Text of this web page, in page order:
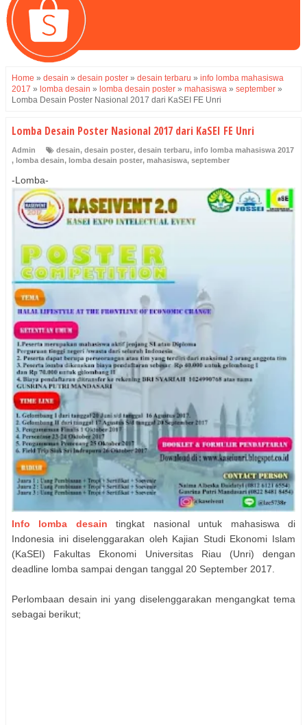
Home » desain » desain poster » desain terbaru » info lomba mahasiswa
2017 » lomba desain » lomba desain poster » mahasiswa » september »
Lomba Desain Poster Nasional 2017 dari KaSEI FE Unri
Lomba Desain Poster Nasional 2017 dari KaSEI FE Unri
Admin desain, desain poster, desain terbaru, info lomba mahasiswa 2017
, lomba desain, lomba desain poster, mahasiswa, september
-Lomba-
Info lomba desain tingkat nasional untuk mahasiswa di
Indonesia ini diselenggarakan oleh Kajian Studi Ekonomi Islam
(KaSEI) Fakultas Ekonomi Universitas Riau (Unri) dengan
deadline lomba sampai dengan tanggal 20 September 2017.
Perlombaan desain ini yang diselenggarakan mengangkat tema
sebagai berikut;